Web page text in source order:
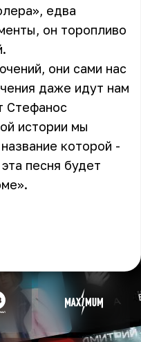
едва
он торопливо
они сами нас
даже идут нам
Стефанос
истории мы
которой -
песня будет